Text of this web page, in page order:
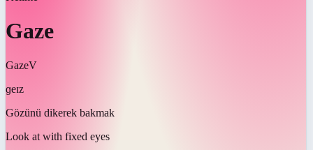
Gaze
GazeV
ɡeɪz
Gözünü dikerek bakmak
Look at with fixed eyes